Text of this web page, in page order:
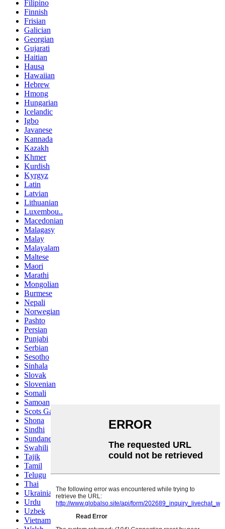
Filipino
Finnish
Frisian
Galician
Georgian
Gujarati
Haitian
Hausa
Hawaiian
Hebrew
Hmong
Hungarian
Icelandic
Igbo
Javanese
Kannada
Kazakh
Khmer
Kurdish
Kyrgyz
Latin
Latvian
Lithuanian
Luxembou..
Macedonian
Malagasy
Malay
Malayalam
Maltese
Maori
Marathi
Mongolian
Burmese
Nepali
Norwegian
Pashto
Persian
Punjabi
Serbian
Sesotho
Sinhala
Slovak
Slovenian
Somali
Samoan
Scots Gaelic
Shona
Sindhi
Sundanese
Swahili
Tajik
Tamil
Telugu
Thai
Ukrainian
Urdu
Uzbek
Vietnamese